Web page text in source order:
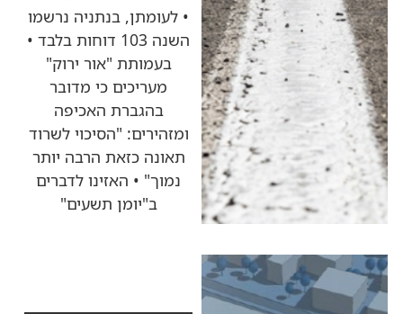
• לעומתן, בנתניה נרשמו
השנה 103 דוחות בלבד •
בעמותת "אור ירוק"
מעריכים כי מדובר
בהגברת האכיפה
ומזהירים: "הסיכוי לשרוד
תאונה כזאת הרבה יותר
נמוך" • האזינו לדברים
ב"יומן תשעים"